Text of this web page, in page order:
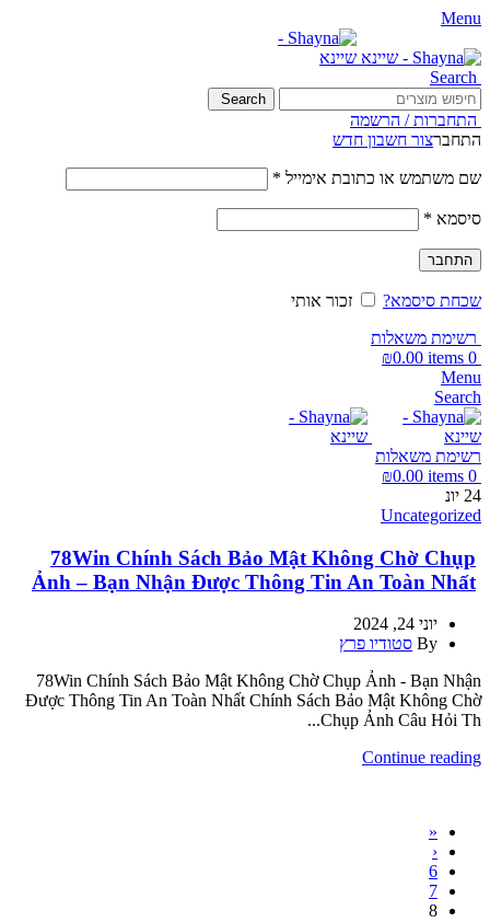
Menu
Search
Search
התחברות / הרשמה
התחברצור חשבון חדש
שם משתמש או כתובת אימייל *
סיסמא *
התחבר
שכחת סיסמא?
זכור אותי
רשימת משאלות
0
items
₪0.00
Menu
Search
רשימת משאלות
0
items
₪0.00
24 יונ
Uncategorized
78Win Chính Sách Bảo Mật Không Chờ Chụp
Ảnh – Bạn Nhận Được Thông Tin An Toàn Nhất
יוני 24, 2024
By סטודיו פרץ
78Win Chính Sách Bảo Mật Không Chờ Chụp Ảnh - Bạn Nhận
Được Thông Tin An Toàn Nhất Chính Sách Bảo Mật Không Chờ
Chụp Ảnh Câu Hỏi Th...
Continue reading
«
‹
6
7
8